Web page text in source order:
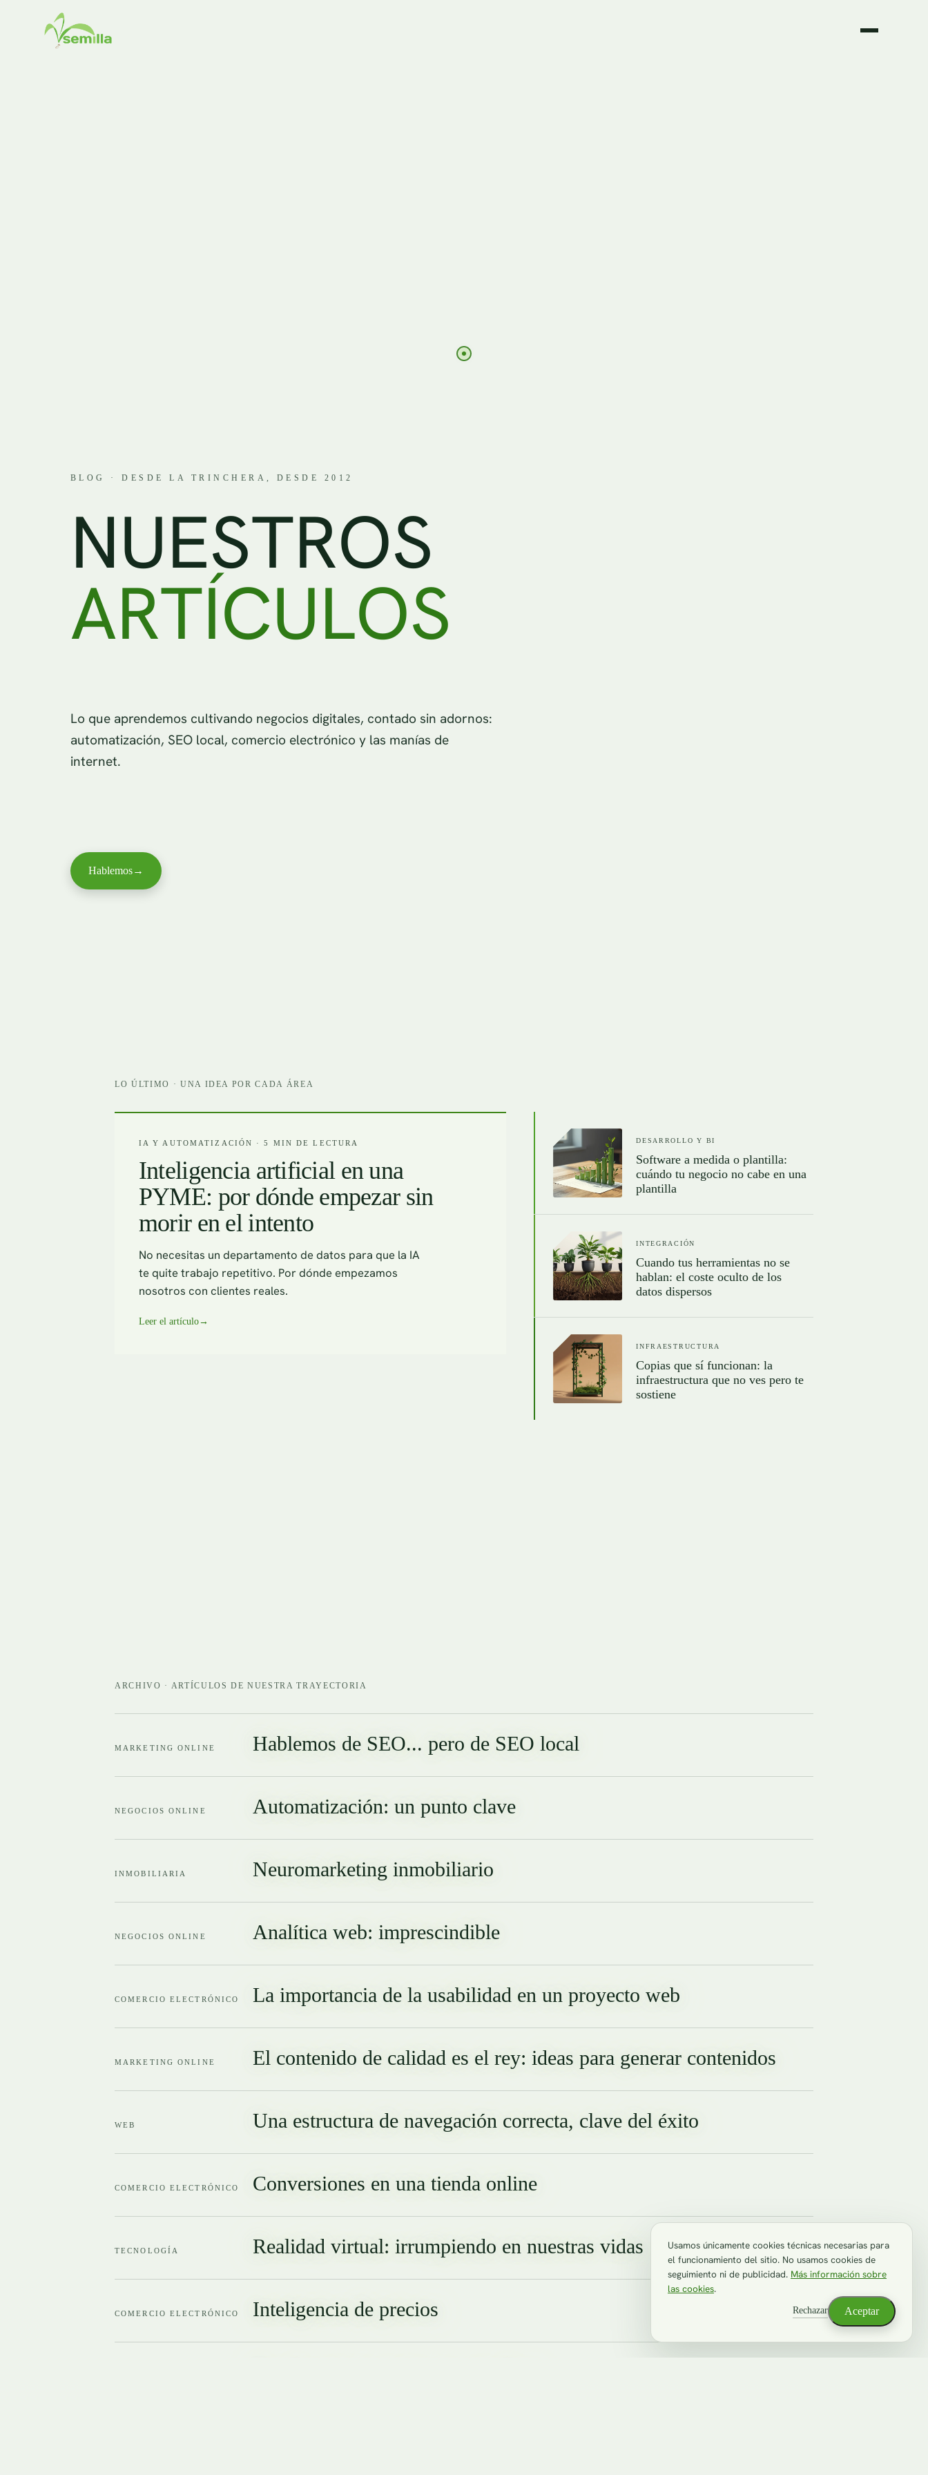
BLOG · DESDE LA TRINCHERA, DESDE 2012
NUESTROS
ARTÍCULOS
Lo que aprendemos cultivando negocios digitales, contado sin adornos:
automatización, SEO local, comercio electrónico y las manías de
internet.
Hablemos→
LO ÚLTIMO · UNA IDEA POR CADA ÁREA
IA Y AUTOMATIZACIÓN · 5 MIN DE LECTURA
Inteligencia artificial en una
PYME: por dónde empezar sin
morir en el intento
No necesitas un departamento de datos para que la IA
te quite trabajo repetitivo. Por dónde empezamos
nosotros con clientes reales.
Leer el artículo→
DESARROLLO Y BI
Software a medida o plantilla:
cuándo tu negocio no cabe en una
plantilla
INTEGRACIÓN
Cuando tus herramientas no se
hablan: el coste oculto de los
datos dispersos
INFRAESTRUCTURA
Copias que sí funcionan: la
infraestructura que no ves pero te
sostiene
ARCHIVO · ARTÍCULOS DE NUESTRA TRAYECTORIA
MARKETING ONLINE Hablemos de SEO... pero de SEO local
NEGOCIOS ONLINE Automatización: un punto clave
INMOBILIARIA Neuromarketing inmobiliario
NEGOCIOS ONLINE Analítica web: imprescindible
COMERCIO ELECTRÓNICO La importancia de la usabilidad en un proyecto web
MARKETING ONLINE El contenido de calidad es el rey: ideas para generar contenidos
WEB Una estructura de navegación correcta, clave del éxito
COMERCIO ELECTRÓNICO Conversiones en una tienda online
TECNOLOGÍA Realidad virtual: irrumpiendo en nuestras vidas
COMERCIO ELECTRÓNICO Inteligencia de precios
Usamos únicamente cookies técnicas necesarias para
el funcionamiento del sitio. No usamos cookies de
seguimiento ni de publicidad. Más información sobre
las cookies.
Rechazar Aceptar